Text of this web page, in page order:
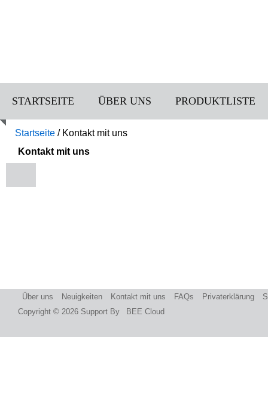
STARTSEITE ÜBER UNS PRODUKTLISTE
Startseite / Kontakt mit uns
Kontakt mit uns
Über uns Neuigkeiten Kontakt mit uns FAQs Privaterklärung
Copyright © 2026 Support By BEE Cloud